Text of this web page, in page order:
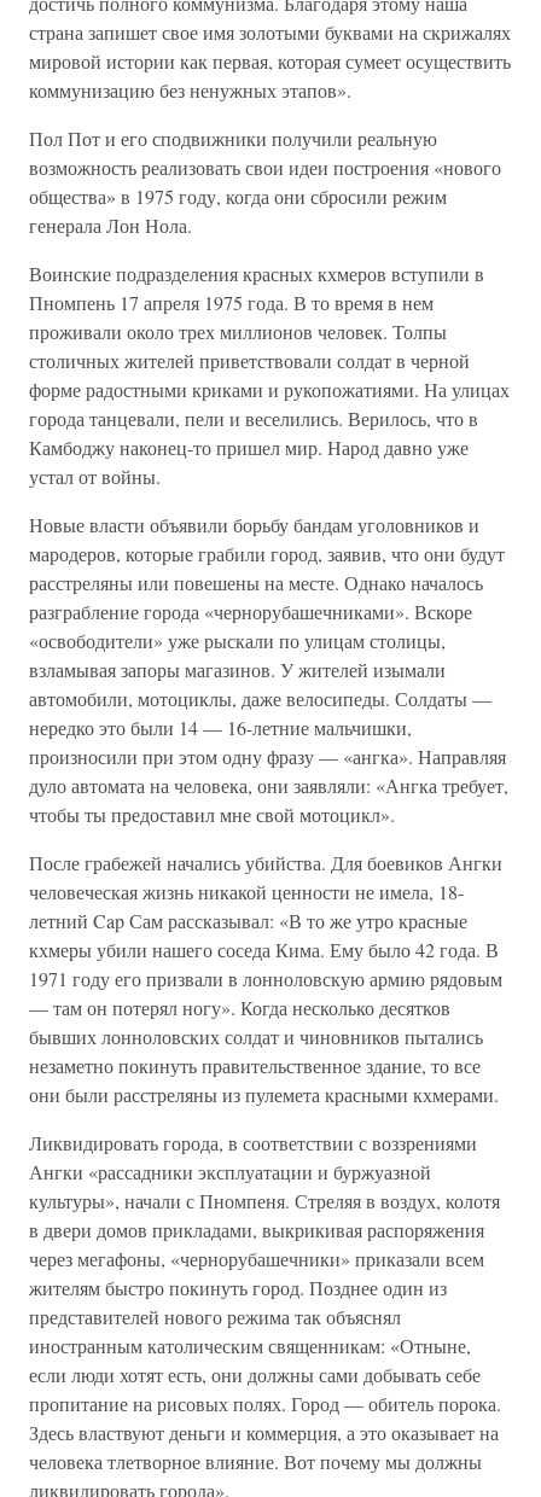
страна запишет свое имя золотыми буквами на скрижалях
мировой истории как первая, которая сумеет осуществить
коммунизацию без ненужных этапов».
Пол Пот и его сподвижники получили реальную
возможность реализовать свои идеи построения «нового
общества» в 1975 году, когда они сбросили режим
генерала Лон Нола.
Воинские подразделения красных кхмеров вступили в
Пномпень 17 апреля 1975 года. В то время в нем
проживали около трех миллионов человек. Толпы
столичных жителей приветствовали солдат в черной
форме радостными криками и рукопожатиями. На улицах
города танцевали, пели и веселились. Верилось, что в
Камбоджу наконец-то пришел мир. Народ давно уже
устал от войны.
Новые власти объявили борьбу бандам уголовников и
мародеров, которые грабили город, заявив, что они будут
расстреляны или повешены на месте. Однако началось
разграбление города «чернорубашечниками». Вскоре
«освободители» уже рыскали по улицам столицы,
взламывая запоры магазинов. У жителей изымали
автомобили, мотоциклы, даже велосипеды. Солдаты —
нередко это были 14 — 16-летние мальчишки,
произносили при этом одну фразу — «ангка». Направляя
дуло автомата на человека, они заявляли: «Ангка требует,
чтобы ты предоставил мне свой мотоцикл».
После грабежей начались убийства. Для боевиков Ангки
человеческая жизнь никакой ценности не имела, 18-
летний Cap Сам рассказывал: «В то же утро красные
кхмеры убили нашего соседа Кима. Ему было 42 года. В
1971 году его призвали в лонноловскую армию рядовым
— там он потерял ногу». Когда несколько десятков
бывших лонноловских солдат и чиновников пытались
незаметно покинуть правительственное здание, то все
они были расстреляны из пулемета красными кхмерами.
Ликвидировать города, в соответствии с воззрениями
Ангки «рассадники эксплуатации и буржуазной
культуры», начали с Пномпеня. Стреляя в воздух, колотя
в двери домов прикладами, выкрикивая распоряжения
через мегафоны, «чернорубашечники» приказали всем
жителям быстро покинуть город. Позднее один из
представителей нового режима так объяснял
иностранным католическим священникам: «Отныне,
если люди хотят есть, они должны сами добывать себе
пропитание на рисовых полях. Город — обитель порока.
Здесь властвуют деньги и коммерция, а это оказывает на
человека тлетворное влияние. Вот почему мы должны
ликвидировать города».